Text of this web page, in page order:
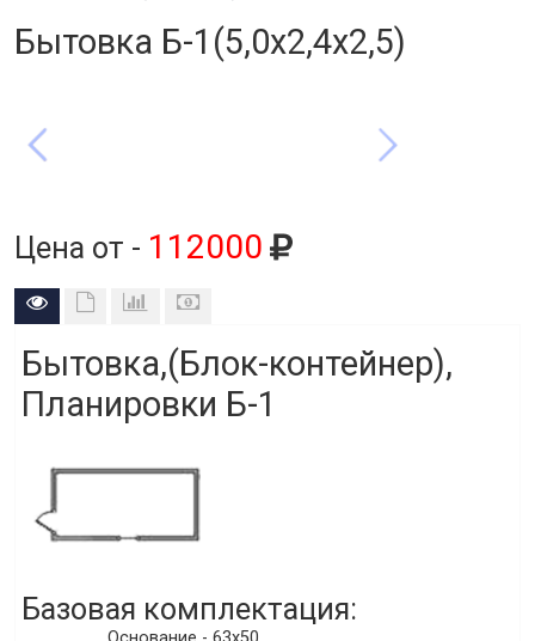
Бытовка Б-1(5,0х2,4х2,5)
Цена от - 112000
Бытовка,(Блок-контейнер),
Планировки Б-1
Базовая комплектация: